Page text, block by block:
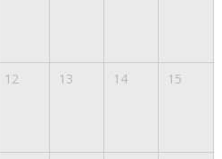
12 13 14 15